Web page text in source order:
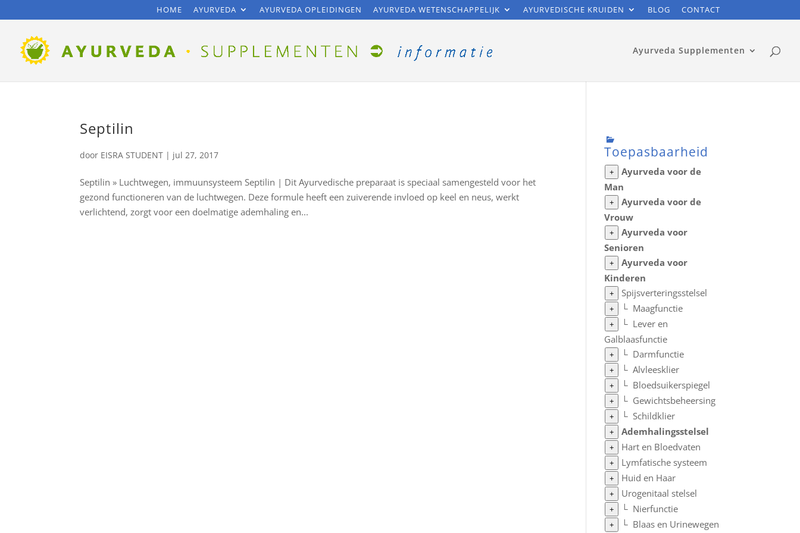
HOME AYURVEDA AYURVEDA OPLEIDINGEN AYURVEDA WETENSCHAPPELIJK AYURVEDISCHE KRUIDEN BLOG CONTACT
Ayurveda Supplementen
Septilin
door EISRA STUDENT | jul 27, 2017
Septilin » Luchtwegen, immuunsysteem Septilin | Dit Ayurvedische preparaat is speciaal samengesteld voor het
gezond functioneren van de luchtwegen. Deze formule heeft een zuiverende invloed op keel en neus, werkt
verlichtend, zorgt voor een doelmatige ademhaling en...
Toepasbaarheid
+
Ayurveda voor de
Man
+
Ayurveda voor de
Vrouw
+
Ayurveda voor
Senioren
+
Ayurveda voor
Kinderen
+ Spijsverteringsstelsel
+ └ Maagfunctie
+ └ Lever en
Galblaasfunctie
+ └ Darmfunctie
+ └Alvleesklier
+ └ Bloedsuikerspiegel
+ └ Gewichtsbeheersing
+ └Schildklier
+ Ademhalingsstelsel
+ Hart en Bloedvaten
+ Lymfatische systeem
+ Huid en Haar
+ Urogenitaal stelsel
+ └ Nierfunctie
+ └ Blaas en Urinewegen